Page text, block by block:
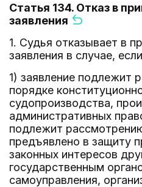
Статья 134. Отказ в
заявления
1. Судья отказывает в
заявления в случае,
1) заявление подлежит
порядке
судопроизводства,
административных
подлежит
предъявлено в защиту
законных интересов
государственным
самоуправления,